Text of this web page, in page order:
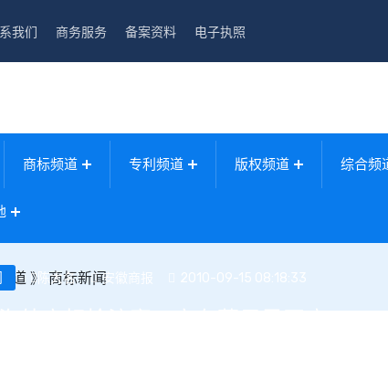
我们 商务服务 备案资料 电子执照
商标频道 专利频道 版权频道 综合频
道 》商标新闻
陈大名 安徽商报 2010-09-15 08:18:33